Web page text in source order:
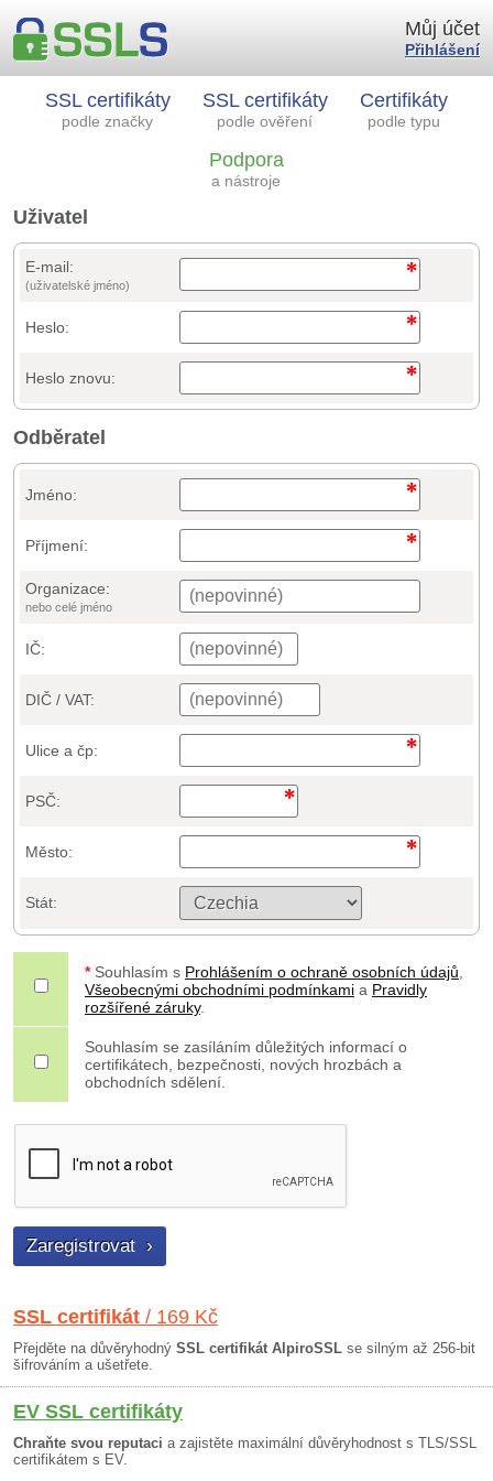
SSL certifikáty
podle značky
SSL certifikáty
podle ověření
Certifikáty
podle typu
Podpora
a nástroje
Můj účet
Přihlášení
Uživatel
E-mail:
(uživatelské jméno)
Heslo:
Heslo znovu:
Odběratel
Jméno:
Příjmení:
Organizace:
nebo celé jméno
IČ:
DIČ / VAT:
Ulice a čp:
PSČ:
Město:
Stát:
* Souhlasím s Prohlášením o ochraně osobních údajů
Všeobecnými obchodními podmínkami a Pravidly
rozšířené záruky.
Souhlasím se zasíláním důležitých informací o
certifikátech, bezpečnosti, nových hrozbách a
obchodních sdělení.
SSL certifikát / 169 Kč
Přejděte na důvěryhodný SSL certifikát AlpiroSSL se silným až 256-bit
šifrováním a ušetřete.
EV SSL certifikáty
Chraňte svou reputaci a zajistěte maximální důvěryhodnost s TLS/SSL
certifikátem s EV.